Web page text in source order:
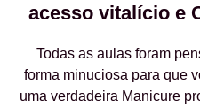
acesso vitalício e
Todas as aulas foram
forma minuciosa para que
uma verdadeira Manicure